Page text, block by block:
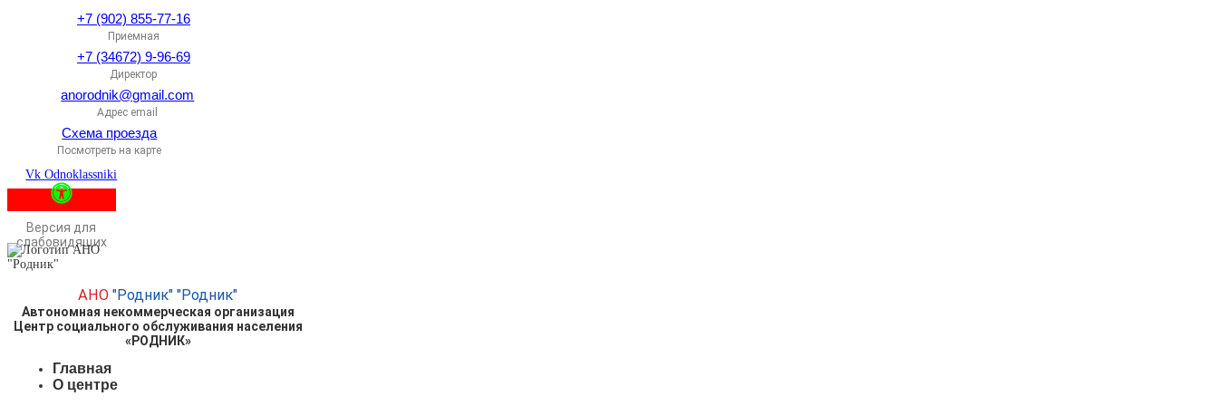
+7 (902) 855-77-16
Приемная
+7 (34672) 9-96-69
Директор
anorodnik@gmail.com
Адрес email
Схема проезда
Посмотреть на карте
Vk Odnoklassniki
Версия для
слабовидящих
АНО "Родник" "Родник"
Автономная некоммерческая организация
Центр социального обслуживания населения
«РОДНИК»
Главная
О центре